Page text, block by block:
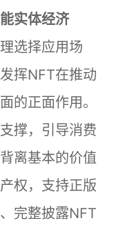
实体经济
选择应用场
挥NFT在推动
的正面作用。
撑，引导消费
离基本的价值
权，支持正版
完整披露NFT